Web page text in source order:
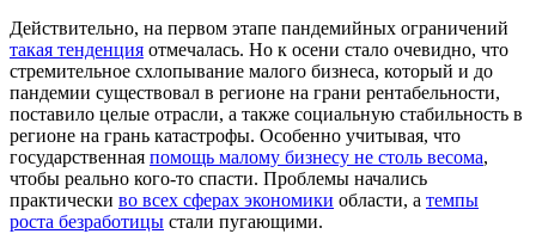
Действительно, на первом этапе пандемийных ограничений
такая тенденция отмечалась. Но к осени стало очевидно, что
стремительное схлопывание малого бизнеса, который и до
пандемии существовал в регионе на грани рентабельности,
поставило целые отрасли, а также социальную стабильность в
регионе на грань катастрофы. Особенно учитывая, что
государственная помощь малому бизнесу не столь весома,
чтобы реально кого-то спасти. Проблемы начались
практически во всех сферах экономики области, а темпы
роста безработицы стали пугающими.